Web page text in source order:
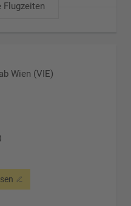
Flugzeiten
Wien (VIE)